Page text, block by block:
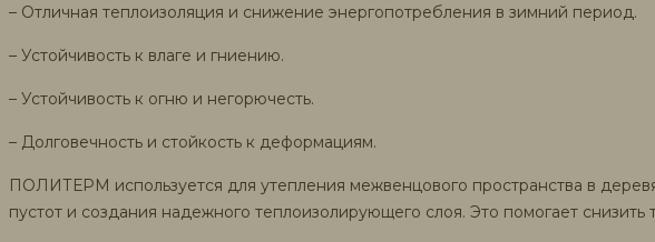
– Отличная теплоизоляция и снижение энергопотребления в зимний период.
– Устойчивость к влаге и гниению.
– Устойчивость к огню и негорючесть.
– Долговечность и стойкость к деформациям.
ПОЛИТЕРМ используется для утепления межвенцового пространства в
пустот и создания надежного теплоизолирующего слоя. Это помогает